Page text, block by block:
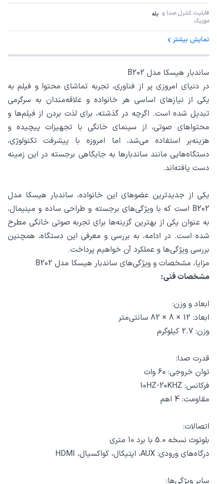
موزیک
بله
نمایش بیشتر
ساندبار هیسکا مدل B202
در دنیای امروزی پر از فناوری، تجربه تماشای محتوا و فیلم به
یکی از نیازهای اساسی هر خانواده و علاقه‌مندان به سرگرمی
تبدیل شده است. اگرچه در گذشته، برای لذت بردن از فیلم‌ها و
محتواهای صوتی، از سینمای خانگی با تجهیزات پیچیده و
هزینه‌بر استفاده می‌شد، اما امروزه با پیشرفت تکنولوژی،
دستگاه‌هایی مانند ساندبارها به جایگاهی برجسته در این زمینه
دست یافته‌اند.
یکی از جدیدترین عضوهای این خانواده، ساندبار هیسکا مدل
B202 است که با ویژگی‌های برجسته و طراحی ساده و مینیمال،
به عنوان یکی از بهترین گزینه‌ها برای تجربه صوتی خانگی مطرح
شده است. در ادامه، به بررسی و معرفی این دستگاه، همچنین
بررسی ویژگی‌ها و عملکرد آن خواهیم پرداخت.
مزایا، مشخصات و ویژگی‌های ساندبار هیسکا مدل B202
مشخصات فنی:
ابعاد و وزن:
ابعاد: 12 × 8 × 82 سانتی‌متر
وزن: 2.7 کیلوگرم
قدرت صدا:
توان خروجی: 60 وات
فرکانس: 10HZ-20KHZ
مقاومت: 4 اهم
اتصالات:
بلوتوث نسخه 5.0 با برد 10 متری
درگاه‌های ورودی: AUX، اپتیکال، کواکسیال، HDMI
سایر ویژگی‌ها: